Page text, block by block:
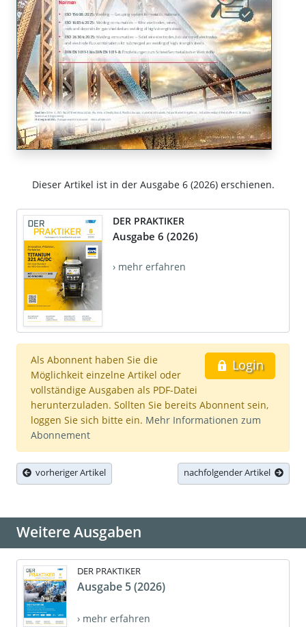
Dieser Artikel ist in der Ausgabe 6 (2026) erschienen.
DER PRAKTIKER
Ausgabe 6 (2026)
› mehr erfahren
Login
Als Abonnent haben Sie die
Möglichkeit einzelne Artikel oder
vollständige Ausgaben als PDF-Datei
herunterzuladen. Sollten Sie bereits Abonnent sein,
loggen Sie sich bitte ein. Mehr Informationen zum
Abonnement
vorheriger Artikel nachfolgender Artikel
Weitere Ausgaben
DER PRAKTIKER
Ausgabe 5 (2026)
› mehr erfahren